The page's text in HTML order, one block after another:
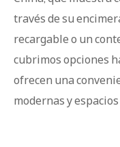
través de su
recargable o un
cubrimos opciones
ofrecen una
modernas y